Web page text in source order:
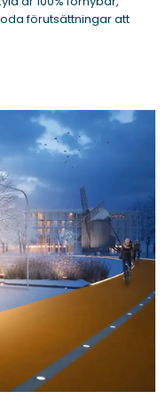
förutsättningar att